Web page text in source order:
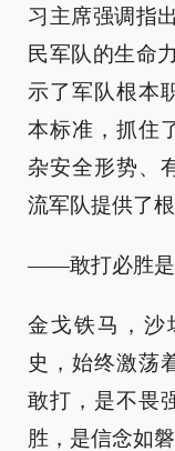
习主席强调指
民军队的生命
示了军队根本
本标准，抓住
杂安全形势、
流军队提供了根
——敢打必胜是
金戈铁马，沙
史，始终激荡
敢打，是不畏
胜，是信念如